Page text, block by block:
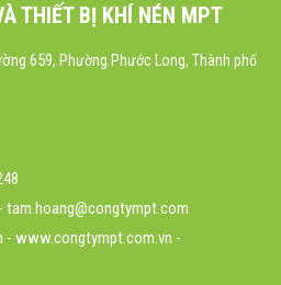
THIẾT BỊ KHÍ NÉN MPT
659, Phường Phước Long, Thành phố
tam.hoang@congtympt.com
- www.congtympt.com.vn -